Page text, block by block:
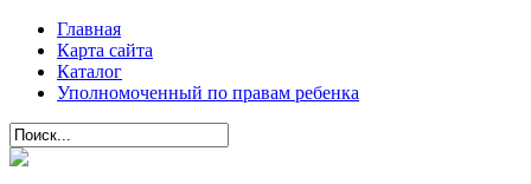
Главная
Карта сайта
Каталог
Уполномоченный по правам ребенка